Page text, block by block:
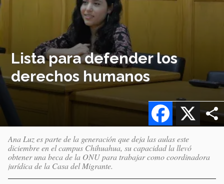
Lista para defender los
derechos humanos
X
Facebook
Ana Luz es parte de la generación que deja las aulas este
diciembre en el campus Chihuahua, su capacidad la llevó
obtener una beca de la ONU para trabajar como coordinadora
jurídica de la Casa del Migrante.